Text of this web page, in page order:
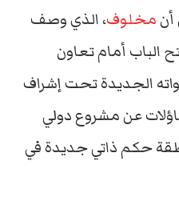
مخلوف، الذي وصف
الباب أمام تعاون
الجديدة تحت إشراف
عن مشروع دولي
حكم ذاتي جديدة في